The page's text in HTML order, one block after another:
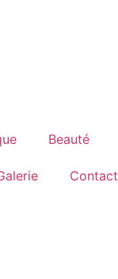
Beauté
Contact